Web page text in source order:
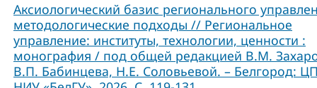
Аксиологический базис регионального
методологические подходы // Региональное
управление: институты, технологии, ценности :
монография / под общей редакцией В.М.
В.П. Бабинцева, Н.Е. Соловьевой. – Белгород: